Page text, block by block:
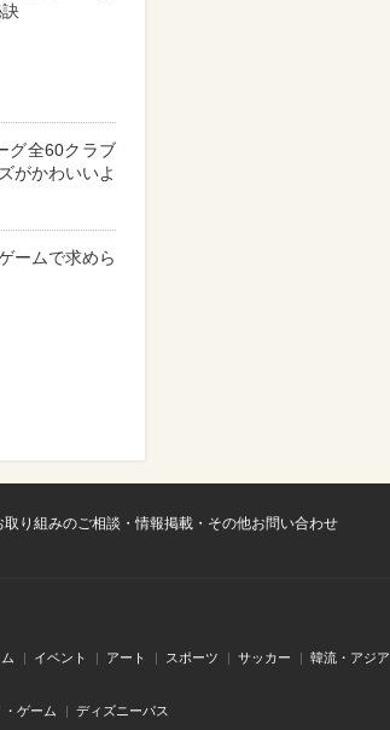
訣
グ全60クラブ
がかわいいよ
ームで求めら
取り組みのご相談・情報掲載・その他お問い合わせ
イベント アート スポーツ サッカー 韓流・アジア
・ゲーム ディズニーパス